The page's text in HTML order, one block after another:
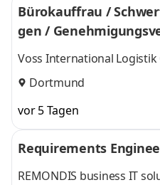
Bürokauffrau /
gen /
Voss International Logistik
Dortmund
vor 5 Tagen
Requirements
REMONDIS business IT